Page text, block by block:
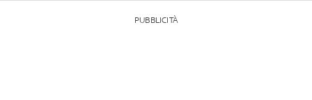
PUBBLICITÀ